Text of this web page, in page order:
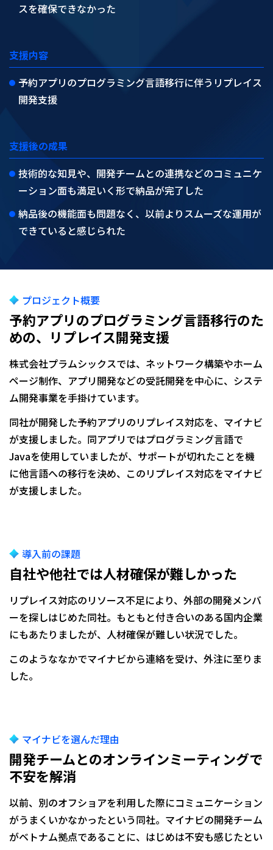
スを確保できなかった
支援内容
予約アプリのプログラミング言語移行に伴うリプレイス
開発支援
支援後の成果
技術的な知見や、開発チームとの連携などのコミュニケ
ーション面も満足いく形で納品が完了した
納品後の機能面も問題なく、以前よりスムーズな運用が
できていると感じられた
プロジェクト概要
予約アプリのプログラミング言語移行のた
めの、リプレイス開発支援
株式会社プラムシックスでは、ネットワーク構築やホーム
ページ制作、アプリ開発などの受託開発を中心に、システ
ム開発事業を手掛けています。
同社が開発した予約アプリのリプレイス対応を、マイナビ
が支援しました。同アプリではプログラミング言語で
Javaを使用していましたが、サポートが切れたことを機
に他言語への移行を決め、このリプレイス対応をマイナビ
が支援しました。
導入前の課題
自社や他社では人材確保が難しかった
リプレイス対応のリソース不足により、外部の開発メンバ
ーを探しはじめた同社。もともと付き合いのある国内企業
にもあたりましたが、人材確保が難しい状況でした。
このようななかでマイナビから連絡を受け、外注に至りま
した。
マイナビを選んだ理由
開発チームとのオンラインミーティングで
不安を解消
以前、別のオフショアを利用した際にコミュニケーション
がうまくいかなかったという同社。マイナビの開発チーム
がベトナム拠点であることに、はじめは不安も感じたとい